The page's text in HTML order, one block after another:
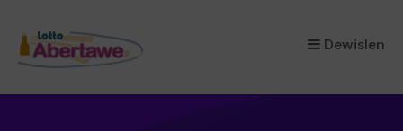
Dewislen
×